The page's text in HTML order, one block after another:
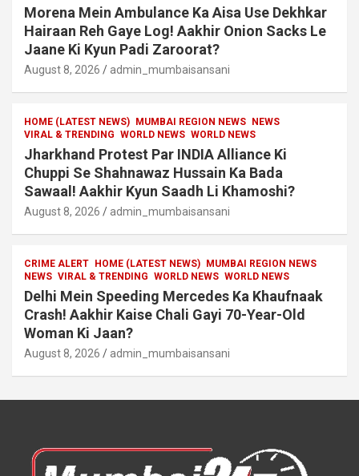
Morena Mein Ambulance Ka Aisa Use Dekhkar
Hairaan Reh Gaye Log! Aakhir Onion Sacks Le
Jaane Ki Kyun Padi Zaroorat?
August 8, 2026 admin_mumbaisansani
HOME (LATEST NEWS) MUMBAI REGION NEWS
NEWS
VIRAL & TRENDING WORLD NEWS WORLD NEWS
Jharkhand Protest Par INDIA Alliance Ki
Chuppi Se Shahnawaz Hussain Ka Bada
Sawaal! Aakhir Kyun Saadh Li Khamoshi?
August 8, 2026 admin_mumbaisansani
CRIME ALERT HOME (LATEST NEWS)
MUMBAI REGION NEWS
NEWS VIRAL & TRENDING WORLD NEWS WORLD NEWS
Delhi Mein Speeding Mercedes Ka Khaufnaak
Crash! Aakhir Kaise Chali Gayi 70-Year-Old
Woman Ki Jaan?
August 8, 2026 admin_mumbaisansani